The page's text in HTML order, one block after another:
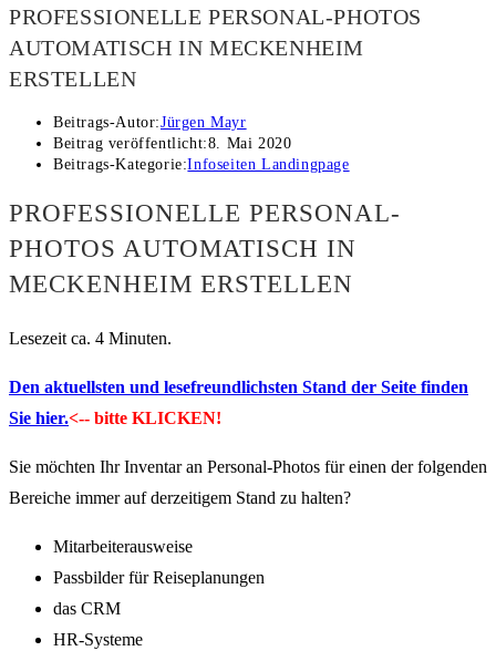
PROFESSIONELLE PERSONAL-PHOTOS
AUTOMATISCH IN MECKENHEIM
ERSTELLEN
Beitrags-Autor:Jürgen Mayr
Beitrag veröffentlicht:8. Mai 2020
Beitrags-Kategorie:Infoseiten Landingpage
PROFESSIONELLE PERSONAL-
PHOTOS AUTOMATISCH IN
MECKENHEIM ERSTELLEN
Lesezeit ca. 4 Minuten.
Den aktuellsten und lesefreundlichsten Stand der Seite finden
Sie hier.<-- bitte KLICKEN!
Sie möchten Ihr Inventar an Personal-Photos für einen der folgenden
Bereiche immer auf derzeitigem Stand zu halten?
Mitarbeiterausweise
Passbilder für Reiseplanungen
das CRM
HR-Systeme